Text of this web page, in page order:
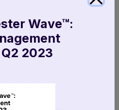
de prévoir la
Mais avec un système de
distribuées, vous pouvez
ce qui vous permet
élevées sur chaque
Wave™:
2023